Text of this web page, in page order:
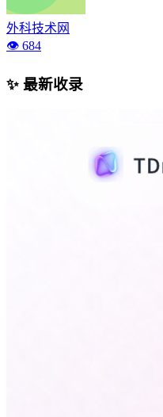
外科技术网
👁️ 684
✨ 最新收录